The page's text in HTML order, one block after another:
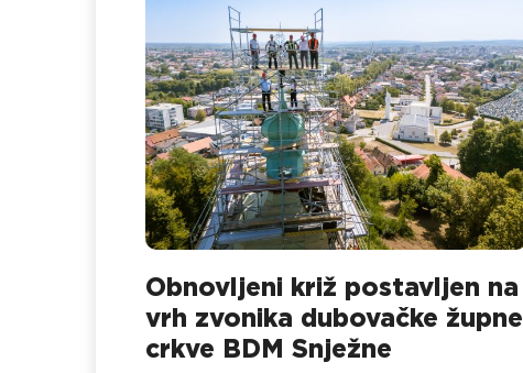
Obnovljeni križ postavljen na
vrh zvonika dubovačke župne
crkve BDM Snježne